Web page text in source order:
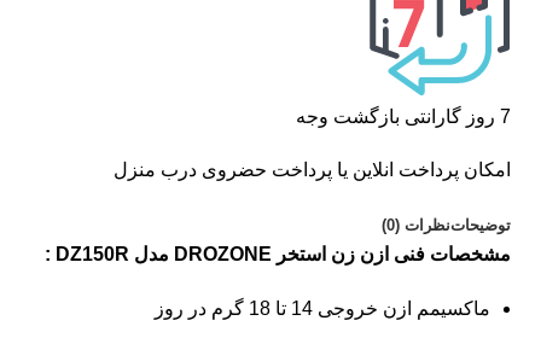
7 روز گارانتی بازگشت وجه
امکان پرداخت انلاین یا پرداخت حضروی درب منزل
توضیحاتنظرات (0)
مشخصات فنی ازن زن استخر DROZONE مدل DZ150R :
ماکسیمم ازن خروجی 14 تا 18 گرم در روز